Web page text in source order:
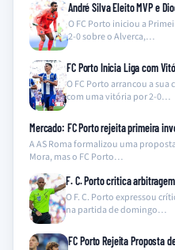
André Silva Eleito MVP e
O FC Porto iniciou a
2-0 sobre o Alverca,…
FC Porto Inicia Liga com
O FC Porto arrancou a
com uma vitória por 2-0…
Mercado: FC Porto rejeita primeira
A AS Roma formalizou uma
Mora, mas o FC Porto…
F. C. Porto critica
O F. C. Porto expressou
na partida de domingo…
FC Porto Rejeita Proposta